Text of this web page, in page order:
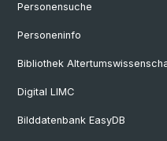
Personensuche
Personeninfo
Bibliothek
Digital LIMC
Bilddatenbank EasyDB